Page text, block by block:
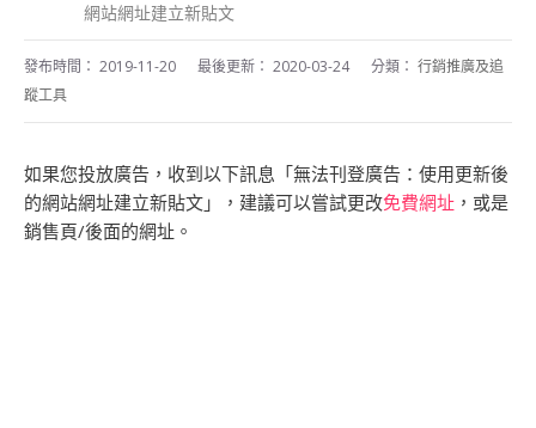
網站網址建立新貼文
發布時間： 2019-11-20 最後更新： 2020-03-24 分類： 行銷推廣及追
蹤工具
如果您投放廣告，收到以下訊息「無法刊登廣告：使用更新後
的網站網址建立新貼文」，建議可以嘗試更改免費網址 ，或是
銷售頁/後面的網址。